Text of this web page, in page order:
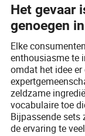
Het gevaar
genoegen
Elke
enthousiasme te
omdat het idee
zeldzame
vocabulaire toe
Bijpassende sets
de ervaring te